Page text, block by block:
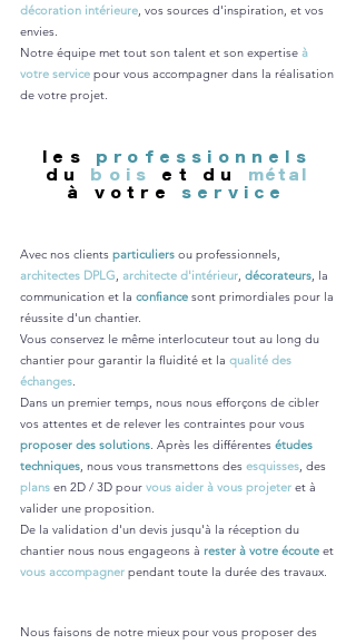
décoration intérieure, vos sources d'inspiration, et vos
envies.
Notre équipe met tout son talent et son expertise à
votre service pour vous accompagner dans la réalisation
de votre projet.
les professionnels
du
bois et du
métal
à votre service
Avec nos clients particuliers ou professionnels,
architectes DPLG, architecte d'intérieur, décorateurs, la
communication et la confiance sont primordiales pour la
réussite d'un chantier.
Vous conservez le même interlocuteur tout au long du
chantier pour garantir la fluidité et la qualité des
échanges.
Dans un premier temps, nous nous efforçons de cibler
vos attentes et de relever les contraintes pour vous
proposer des solutions. Après les différentes études
techniques, nous vous transmettons des esquisses, des
plans en 2D / 3D pour vous aider à vous projeter et à
valider une proposition.
De la validation d'un devis jusqu'à la réception du
chantier nous nous engageons à rester à votre écoute et
vous accompagner pendant toute la durée des travaux.
Nous faisons de notre mieux pour vous proposer des